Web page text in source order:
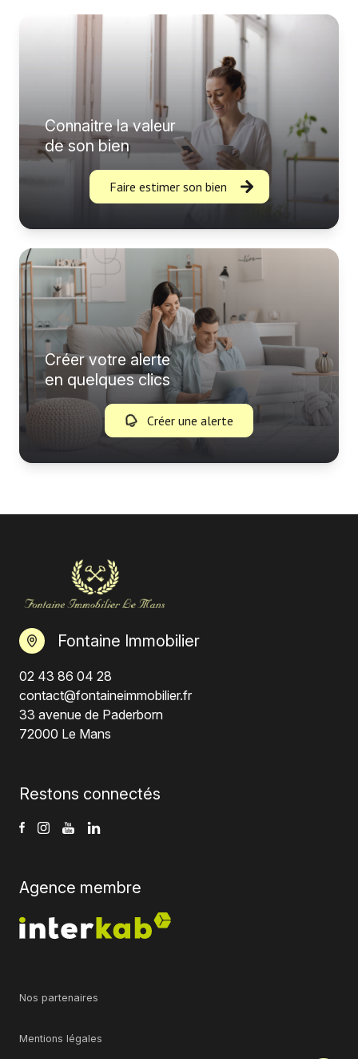
Connaitre la valeur
de son bien
Faire estimer son bien
Créer votre alerte
en quelques clics
Créer une alerte
Fontaine Immobilier
02 43 86 04 28
contact@fontaineimmobilier.fr
33 avenue de Paderborn
72000 Le Mans
Restons connectés
Agence membre
Nos partenaires
Mentions légales